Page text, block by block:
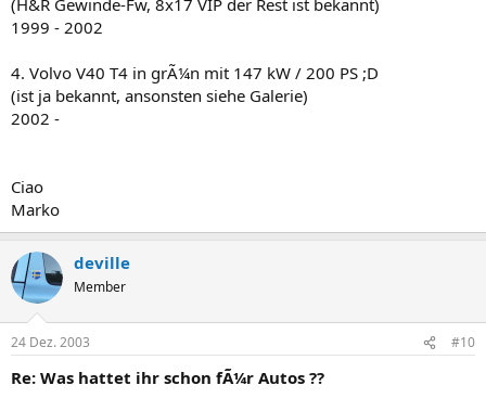
1999 - 2002
4. Volvo V40 T4 in grÃ¼n mit 147 kW / 200 PS ;D
(ist ja bekannt, ansonsten siehe Galerie)
2002 -
Ciao
Marko
deville
Member
24 Dez. 2003 #10
Re: Was hattet ihr schon fÃ¼r Autos ??